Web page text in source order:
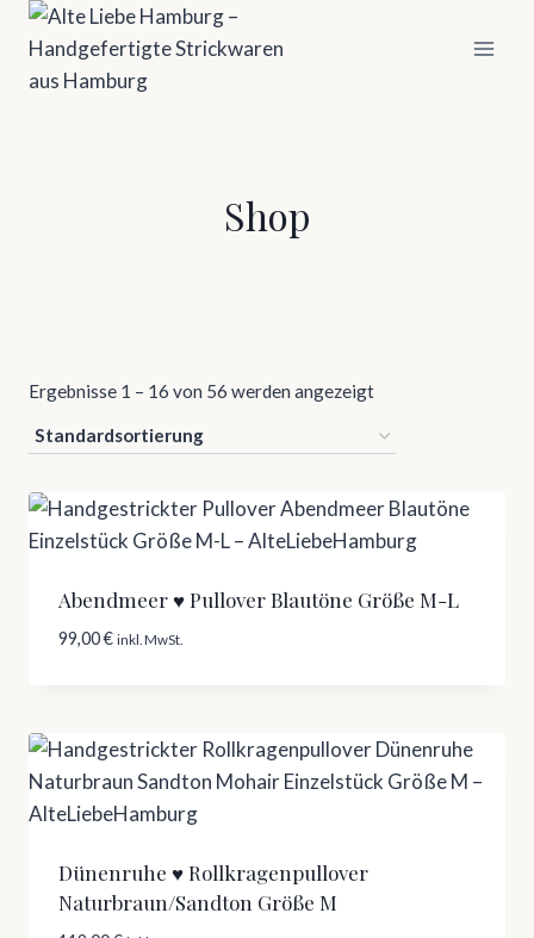
Zum
Inhalt
springen
Shop
Ergebnisse 1 – 16 von 56 werden angezeigt
Abendmeer ♥ Pullover Blautöne Größe M-L
99,00€ inkl. MwSt.
Dünenruhe ♥ Rollkragenpullover
Naturbraun/Sandton Größe M